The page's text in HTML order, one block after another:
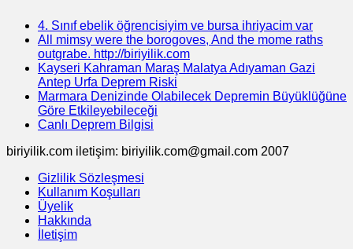
4. Sınıf ebelik öğrencisiyim ve bursa ihriyacim var
All mimsy were the borogoves, And the mome raths
outgrabe. http://biriyilik.com
Kayseri Kahraman Maraş Malatya Adıyaman Gazi
Antep Urfa Deprem Riski
Marmara Denizinde Olabilecek Depremin Büyüklüğüne
Göre Etkileyebileceği
Canlı Deprem Bilgisi
biriyilik.com iletişim: biriyilik.com@gmail.com 2007
Gizlilik Sözleşmesi
Kullanım Koşulları
Üyelik
Hakkında
İletişim